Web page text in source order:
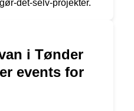
det-selv-projekter.
i Tønder
events for